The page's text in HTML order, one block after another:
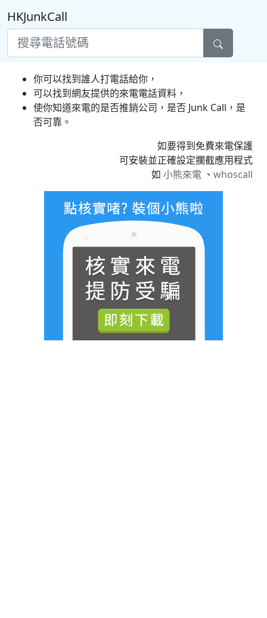
HKJunkCall
你可以找到誰人打電話給你，
可以找到網友提供的來電電話資料，
使你知道來電的是否推銷公司，是否 Junk Call，是
否可靠。
如要得到免費來電保護
可安裝並正確設定攔截應用程式
如 小熊來電 、 whoscall